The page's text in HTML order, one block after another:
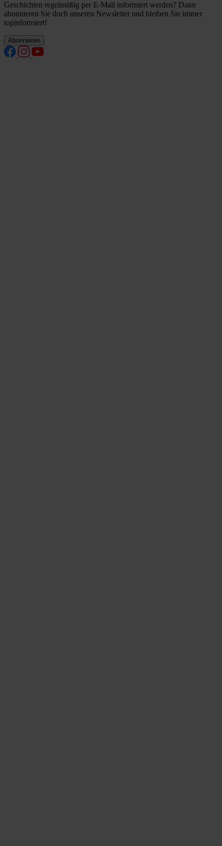
Geschichten regelmäßig per E-Mail informiert werden? Dann
abonnieren Sie doch unseren Newsletter und bleiben Sie immer
topinformiert!
Abonnieren